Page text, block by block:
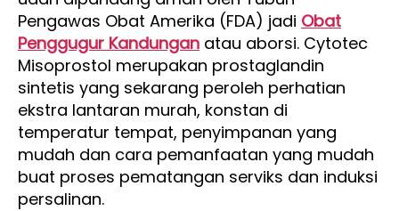
Pengawas Obat Amerika (FDA) jadi Obat
Penggugur Kandungan atau aborsi. Cytotec
Misoprostol merupakan prostaglandin
sintetis yang sekarang peroleh perhatian
ekstra lantaran murah, konstan di
temperatur tempat, penyimpanan yang
mudah dan cara pemanfaatan yang mudah
buat proses pematangan serviks dan induksi
persalinan.